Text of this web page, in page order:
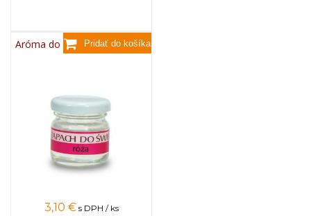
Aróma do sviečok, 25g - ruža
3,10 € s DPH / ks